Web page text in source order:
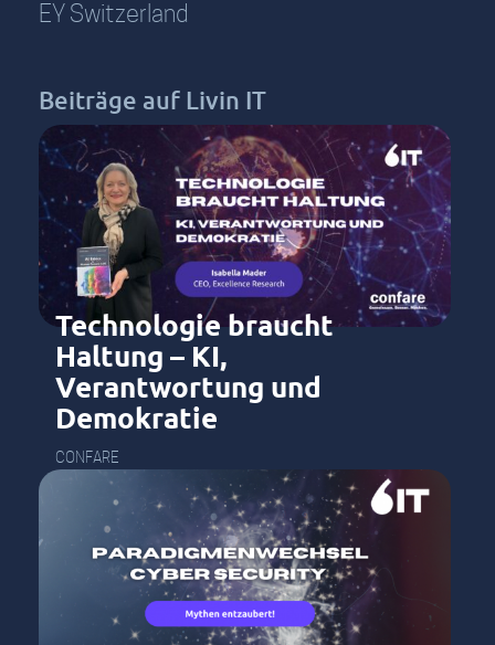
EY Switzerland
Beiträge auf Livin IT
Technologie braucht
Haltung – KI,
Verantwortung und
Demokratie
CONFARE